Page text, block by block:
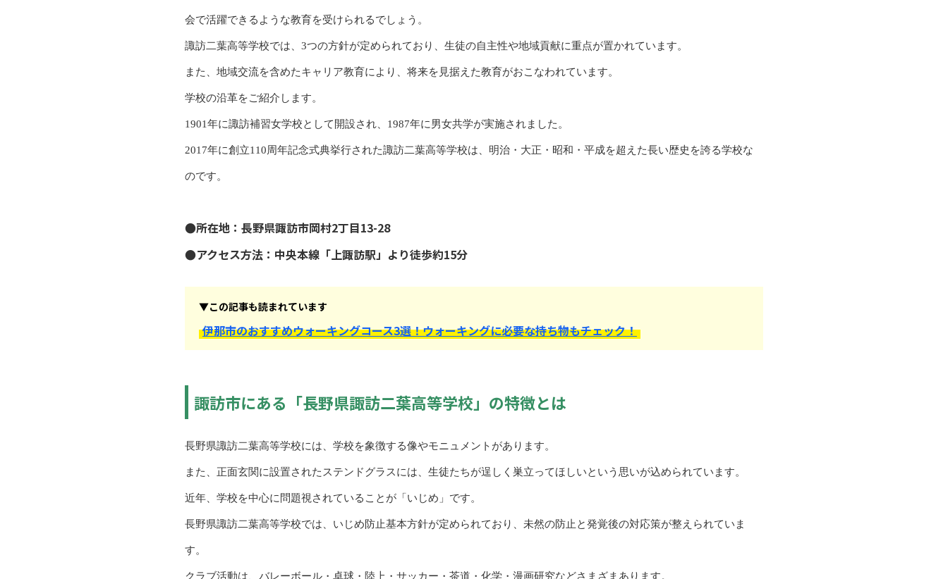
会で活躍できるような教育を受けられるでしょう。
諏訪二葉高等学校では、3つの方針が定められており、生徒の自主性や地域貢献に重点が置かれています。
また、地域交流を含めたキャリア教育により、将来を見据えた教育がおこなわれています。
学校の沿革をご紹介します。
1901年に諏訪補習女学校として開設され、1987年に男女共学が実施されました。
2017年に創立110周年記念式典挙行された諏訪二葉高等学校は、明治・大正・昭和・平成を超えた長い歴史を誇る学校な
のです。
●所在地：長野県諏訪市岡村2丁目13-28
●アクセス方法：中央本線「上諏訪駅」より徒歩約15分
▼この記事も読まれています
伊那市のおすすめウォーキングコース3選！ウォーキングに必要な持ち物もチェック！
諏訪市にある「長野県諏訪二葉高等学校」の特徴とは
長野県諏訪二葉高等学校には、学校を象徴する像やモニュメントがあります。
また、正面玄関に設置されたステンドグラスには、生徒たちが逞しく巣立ってほしいという思いが込められています。
近年、学校を中心に問題視されていることが「いじめ」です。
長野県諏訪二葉高等学校では、いじめ防止基本方針が定められており、未然の防止と発覚後の対応策が整えられていま
す。
クラブ活動は、バレーボール・卓球・陸上・サッカー・茶道・化学・漫画研究などさまざまあります。